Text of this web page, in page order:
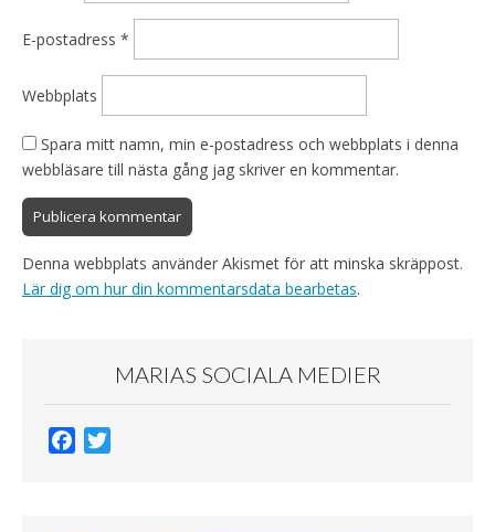
E-postadress *
Webbplats
Spara mitt namn, min e-postadress och webbplats i denna
webbläsare till nästa gång jag skriver en kommentar.
Denna webbplats använder Akismet för att minska skräppost.
Lär dig om hur din kommentarsdata bearbetas.
MARIAS SOCIALA MEDIER